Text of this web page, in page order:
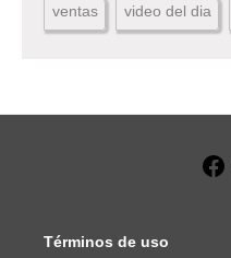
ventas video del dia
Términos de uso